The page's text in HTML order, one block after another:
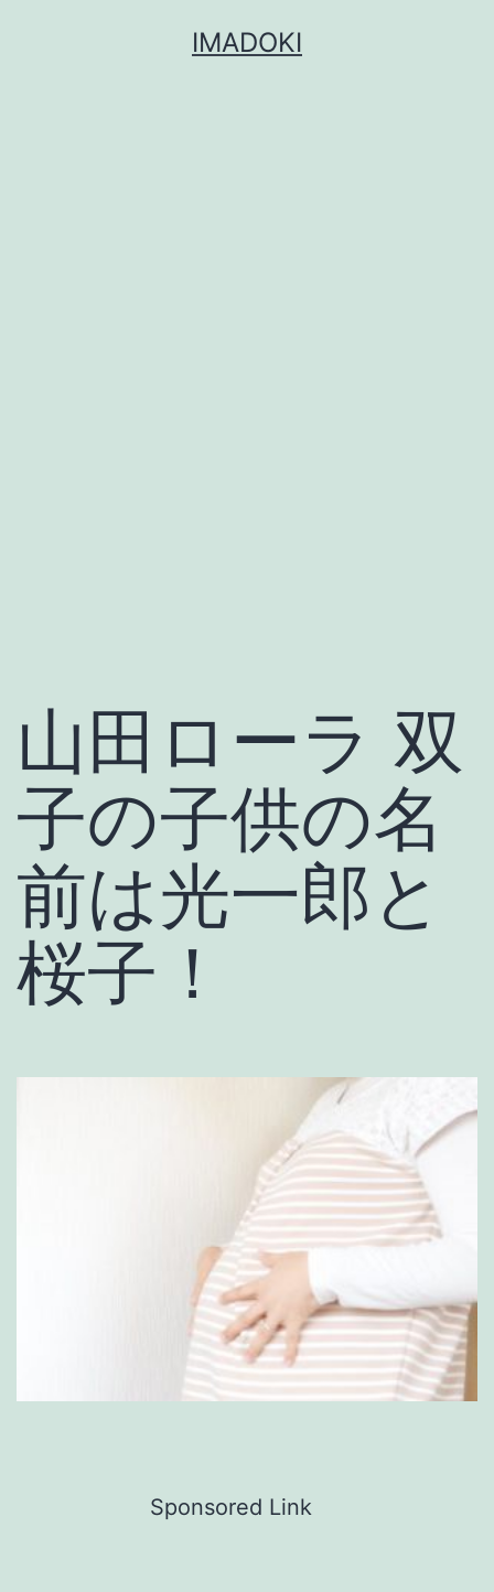
IMADOKI
山田ローラ 双
子の子供の名
前は光一郎と
桜子！
Sponsored Link